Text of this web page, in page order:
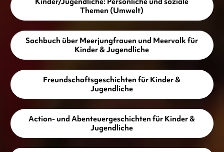
Themen (Umwelt)
Sachbuch über Meerjungfrauen und Meervolk für
Kinder & Jugendliche
Freundschaftsgeschichten für Kinder &
Jugendliche
Action- und Abenteuergeschichten für Kinder &
Jugendliche